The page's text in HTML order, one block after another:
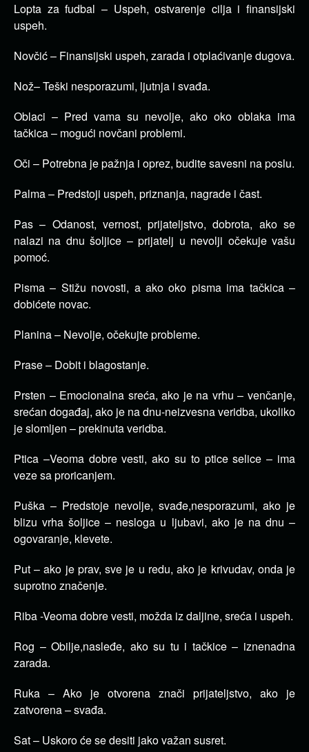
Lopta za fudbal – Uspeh, ostvarenje cilja i finansijski
uspeh.
Novčić – Finansijski uspeh, zarada i otplaćivanje dugova.
Nož– Teški nesporazumi, ljutnja i svađa.
Oblaci – Pred vama su nevolje, ako oko oblaka ima
tačkica – mogući novčani problemi.
Oči – Potrebna je pažnja i oprez, budite savesni na poslu.
Palma – Predstoji uspeh, priznanja, nagrade i čast.
Pas – Odanost, vernost, prijateljstvo, dobrota, ako se
nalazi na dnu šoljice – prijatelj u nevolji očekuje vašu
pomoć.
Pisma – Stižu novosti, a ako oko pisma ima tačkica –
dobićete novac.
Planina – Nevolje, očekujte probleme.
Prase – Dobit i blagostanje.
Prsten – Emocionalna sreća, ako je na vrhu – venčanje,
srećan događaj, ako je na dnu-neizvesna veridba, ukoliko
je slomljen – prekinuta veridba.
Ptica –Veoma dobre vesti, ako su to ptice selice – ima
veze sa proricanjem.
Puška – Predstoje nevolje, svađe,nesporazumi, ako je
blizu vrha šoljice – nesloga u ljubavi, ako je na dnu –
ogovaranje, klevete.
Put – ako je prav, sve je u redu, ako je krivudav, onda je
suprotno značenje.
Riba -Veoma dobre vesti, možda iz daljine, sreća i uspeh.
Rog – Obilje,nasleđe, ako su tu i tačkice – iznenadna
zarada.
Ruka – Ako je otvorena znači prijateljstvo, ako je
zatvorena – svađa.
Sat – Uskoro će se desiti jako važan susret.